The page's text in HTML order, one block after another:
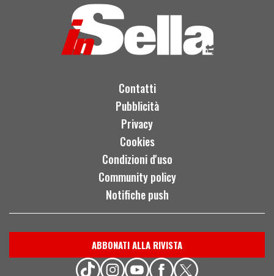
Contatti
Pubblicità
Privacy
Cookies
Condizioni d'uso
Community policy
Notifiche push
ABBONATI ALLA RIVISTA